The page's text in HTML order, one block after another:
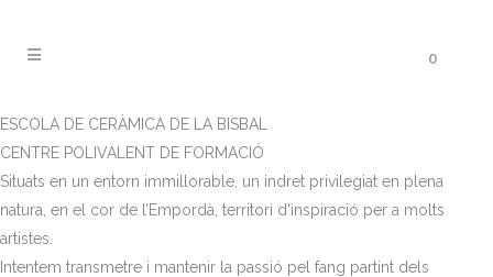
0
ESCOLA DE CERÀMICA DE LA BISBAL
CENTRE POLIVALENT DE FORMACIÓ
Situats en un entorn immillorable, un indret privilegiat en plena
natura, en el cor de l’Empordà, territori d’inspiració per a molts
artistes.
Intentem transmetre i mantenir la passió pel fang partint dels